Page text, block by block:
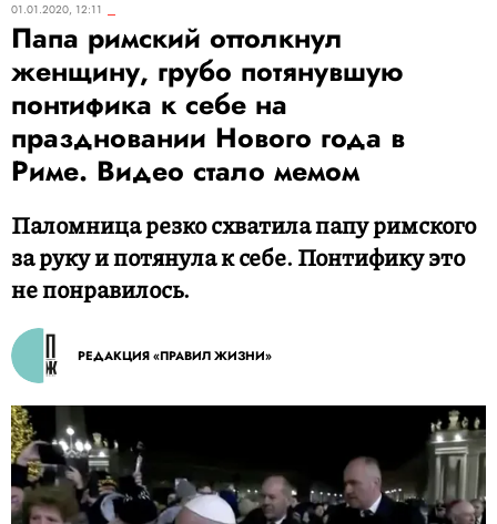
01.01.2020, 12:11
Папа римский оттолкнул
женщину, грубо потянувшую
понтифика к себе на
праздновании Нового года в
Риме. Видео стало мемом
Паломница резко схватила папу римского
за руку и потянула к себе. Понтифику это
не понравилось.
РЕДАКЦИЯ «ПРАВИЛ ЖИЗНИ»